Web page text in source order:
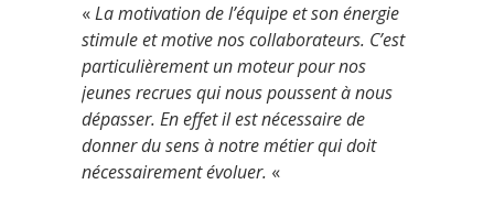
«La motivation de l’équipe et son énergie
stimule et motive nos collaborateurs. C’est
particulièrement un moteur pour nos
jeunes recrues qui nous poussent à nous
dépasser. En effet il est nécessaire de
donner du sens à notre métier qui doit
nécessairement évoluer. «